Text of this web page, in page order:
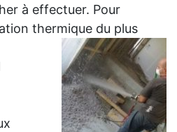
à effectuer. Pour
thermique du plus